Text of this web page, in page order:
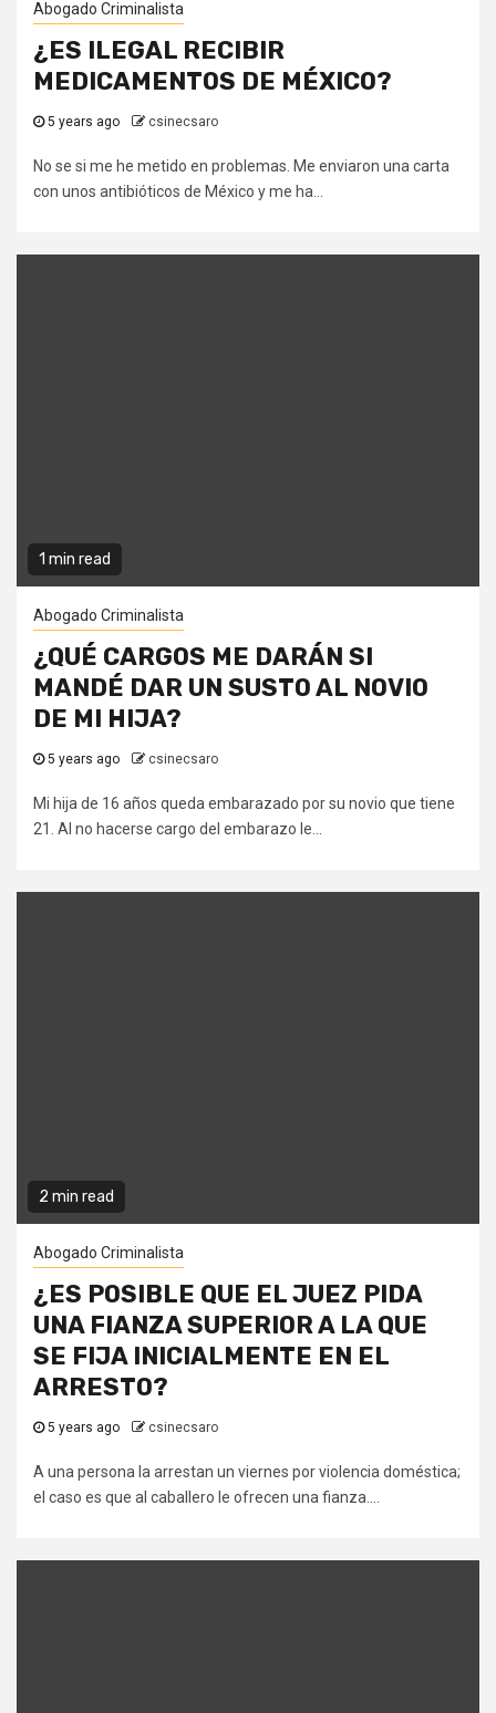
Abogado Criminalista
¿ES ILEGAL RECIBIR
MEDICAMENTOS DE MÉXICO?
5 years ago csinecsaro
No se si me he metido en problemas. Me enviaron una carta
con unos antibióticos de México y me ha...
1 min read
Abogado Criminalista
¿QUÉ CARGOS ME DARÁN SI
MANDÉ DAR UN SUSTO AL NOVIO
DE MI HIJA?
5 years ago csinecsaro
Mi hija de 16 años queda embarazado por su novio que tiene
21. Al no hacerse cargo del embarazo le...
2 min read
Abogado Criminalista
¿ES POSIBLE QUE EL JUEZ PIDA
UNA FIANZA SUPERIOR A LA QUE
SE FIJA INICIALMENTE EN EL
ARRESTO?
5 years ago csinecsaro
A una persona la arrestan un viernes por violencia doméstica;
el caso es que al caballero le ofrecen una fianza....